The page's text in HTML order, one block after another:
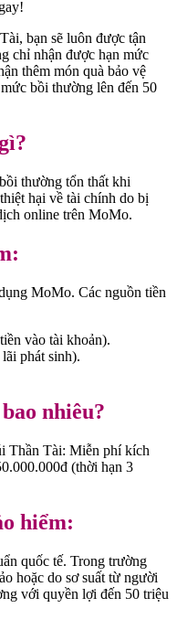
bạn sẽ luôn được tận
chỉ nhận được hạn mức
thêm món quà bảo vệ
bồi thường lên đến 50
thường tổn thất khi
hại về tài chính do bị
online trên MoMo.
MoMo. Các nguồn tiền
vào tài khoản).
phát sinh).
nhiêu?
Thần Tài: Miễn phí kích
(thời hạn 3
hiểm:
quốc tế. Trong trường
hoặc do sơ suất từ người
với quyền lợi đến 50 triệu